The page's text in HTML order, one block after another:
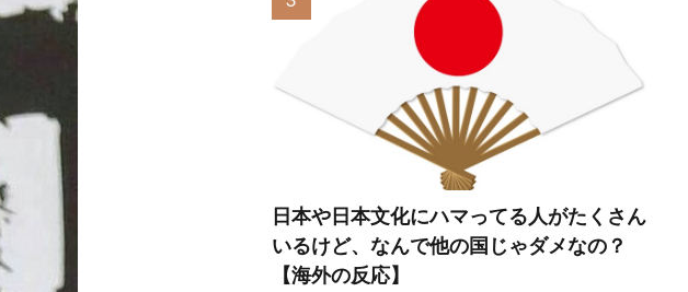
日本や日本文化にハマってる人がたくさん
いるけど、なんで他の国じゃダメなの？
【海外の反応】